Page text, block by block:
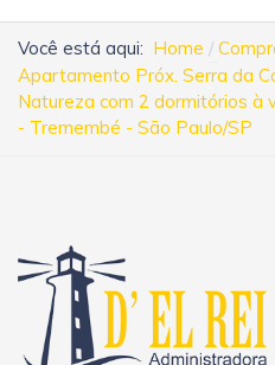
Você está aqui: Home
Apartamento Próx. Serra da
Natureza com 2 dormitórios à
- Tremembé - São Paulo/SP